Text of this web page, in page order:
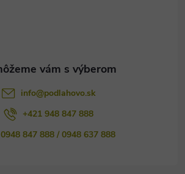
info@podlahovo.sk
+421 948 847 888
0948 847 888 / 0948 637 888